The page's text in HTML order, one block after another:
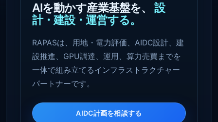
AIを動かす産業基盤を、 設
計・建設・運営する。
RAPASは、用地・電力評価、AIDC設計、建
設推進、GPU調達、運用、算力売買までを
一体で組み立てるインフラストラクチャー
パートナーです。
AIDC計画を相談する